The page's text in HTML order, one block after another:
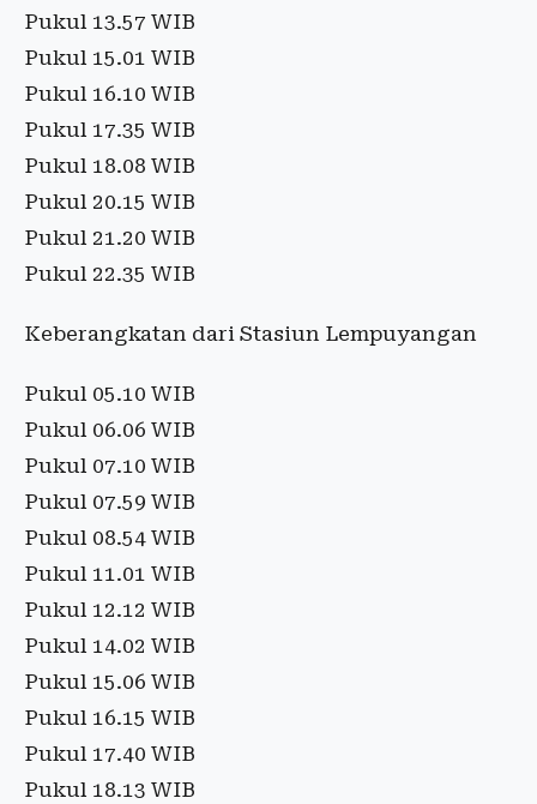
Pukul 13.57 WIB
Pukul 15.01 WIB
Pukul 16.10 WIB
Pukul 17.35 WIB
Pukul 18.08 WIB
Pukul 20.15 WIB
Pukul 21.20 WIB
Pukul 22.35 WIB
Keberangkatan dari Stasiun Lempuyangan
Pukul 05.10 WIB
Pukul 06.06 WIB
Pukul 07.10 WIB
Pukul 07.59 WIB
Pukul 08.54 WIB
Pukul 11.01 WIB
Pukul 12.12 WIB
Pukul 14.02 WIB
Pukul 15.06 WIB
Pukul 16.15 WIB
Pukul 17.40 WIB
Pukul 18.13 WIB